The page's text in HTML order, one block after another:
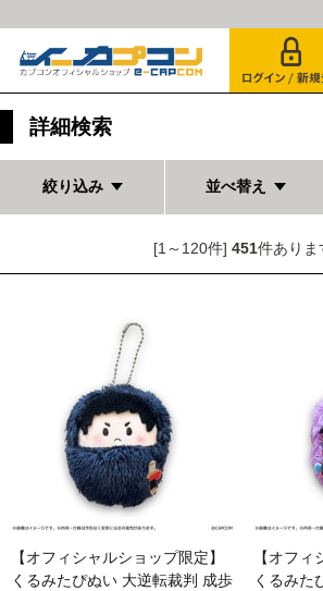
詳細検索
絞り込み 並べ替え
[1～120件] 451件ありま
【オフィシャルショップ限定】
くるみたぴぬい 大逆転裁判 成歩
【オフィ
くるみた